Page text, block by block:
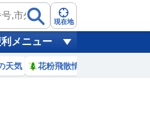
現在地
メニュー
天気 花粉飛散情報